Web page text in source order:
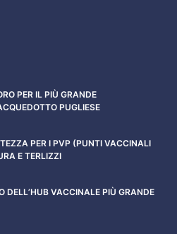
PER IL PIÙ GRANDE
PUGLIESE
PER I PVP (PUNTI VACCINALI
E TERLIZZI
DELL’HUB VACCINALE PIÙ GRANDE